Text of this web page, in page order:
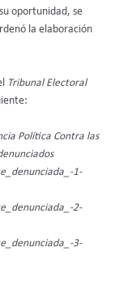
oportunidad, se
la elaboración
Tribunal Electoral
Política Contra las
1-
2-
3-